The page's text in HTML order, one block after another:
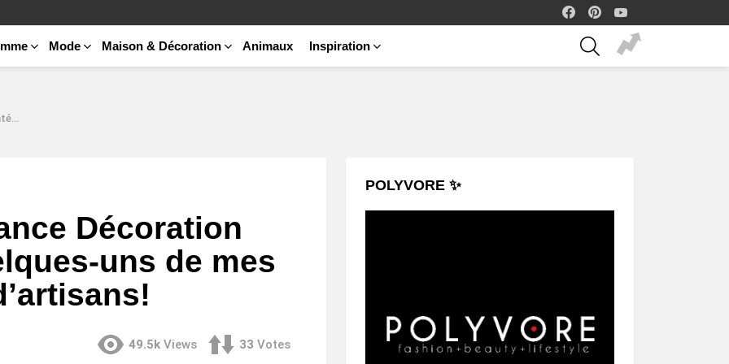
facebook
Mode Maison & Décoration Animaux Inspiration
SEARCH
Décoration
uns de mes
49.5k Views 33 Votes
POLYVORE ✨